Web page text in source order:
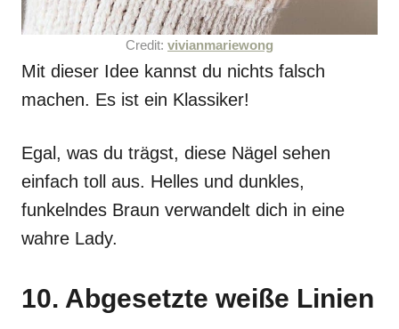
Credit: vivianmariewong
Mit dieser Idee kannst du nichts falsch
machen. Es ist ein Klassiker!
Egal, was du trägst, diese Nägel sehen
einfach toll aus. Helles und dunkles,
funkelndes Braun verwandelt dich in eine
wahre Lady.
10. Abgesetzte weiße Linien